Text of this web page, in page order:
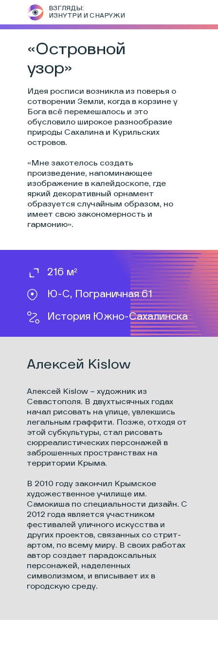
ВЗГЛЯДЫ:
ИЗНУТРИ И СНАРУЖИ
«Островной
узор»
Идея росписи возникла из поверья о
сотворении Земли, когда в корзине у
Бога всё перемешалось и это
обусловило широкое разнообразие
природы Сахалина и Курильских
островов.
«Мне захотелось создать
произведение, напоминающее
изображение в калейдоскопе, где
яркий декоративный орнамент
образуется случайным образом, но
имеет свою закономерность и
гармонию».
Алексей Kislow
История Южно-Сахалинска
Алексей Kislow — художник из
Севастополя. В двухтысячных годах
начал рисовать на улице, увлекшись
легальным граффити. Позже, отходя от
этой субкультуры, стал рисовать
сюрреалистических персонажей в
заброшенных пространствах на
территории Крыма.
В 2010 году закончил Крымское
художественное училище им.
Самокиша по специальности дизайн. С
2012 года является участником
фестивалей уличного искусства и
других проектов, связанных со стрит-
артом, по всему миру. В своих работах
автор создает парадоксальных
персонажей, наделенных
символизмом, и вписывает их в
городскую среду.
216 м²
Ю-С, Пограничная 61